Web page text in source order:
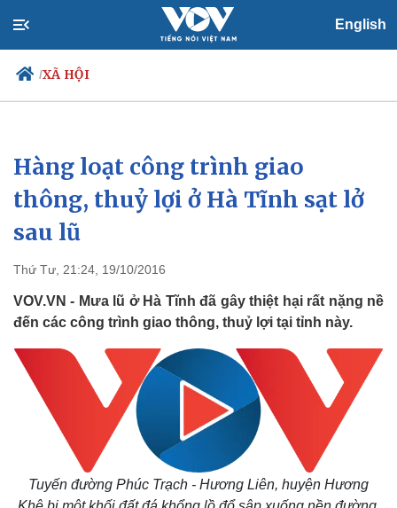
English
/XÃ HỘI
Chính trị
Đảng
Tổ chức nhân sự
Quốc hội
Xã hội
Tin 24h
Dự báo thời tiết
Hàng loạt công trình giao
thông, thuỷ lợi ở Hà Tĩnh sạt lở
sau lũ
Thứ Tư, 21:24, 19/10/2016
VOV.VN - Mưa lũ ở Hà Tĩnh đã gây thiệt hại rất nặng nề
đến các công trình giao thông, thuỷ lợi tại tỉnh này.
Tuyến đường Phúc Trạch - Hương Liên, huyện Hương